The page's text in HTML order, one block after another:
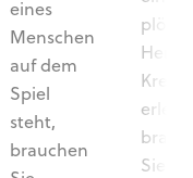
eines
Menschen
auf dem
Spiel
steht,
brauchen
Herz-
Sie